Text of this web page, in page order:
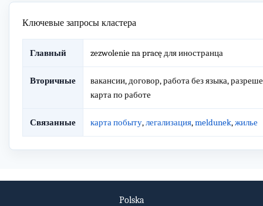
Ключевые запросы кластера
Главный zezwolenie na pracę для иностранца
Вторичные
вакансии, договор, работа без языка,
карта по работе
Связанные карта побыту,легализация,meldunek,жилье
Polska